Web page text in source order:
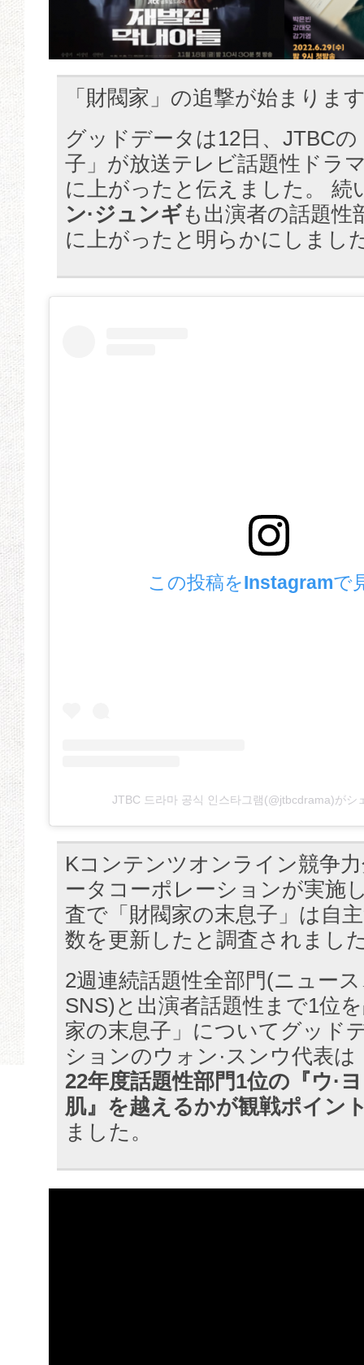
「財閥家」の追撃が始まりま
グッドデータは12日、JTBC
子」が放送テレビ話題性ドラ
に上がったと伝えました。 続
ン·ジュンギも出演者の話題性
に上がったと明らかにしまし
この投稿をInstagramで
JTBC 드라마 공식 인스타그램(@jtbcdrama)がシ
Kコンテンツオンライン競争
ータコーポレーションが実施
査で「財閥家の末息子」は自
数を更新したと調査されまし
2週連続話題性全部門(ニュー
SNS)と出演者話題性まで1位
家の末息子」についてグッド
ションのウォン·スンウ代表は
22年度話題性部門1位の『ウ·
肌』を越えるかが観戦ポイン
ました。